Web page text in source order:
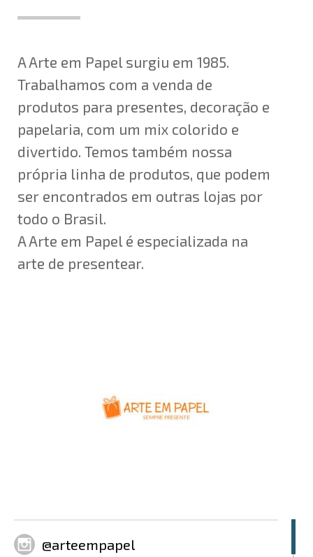
@arteempapel
A Arte em Papel surgiu em 1985.
Trabalhamos com a venda de
produtos para presentes, decoração e
papelaria, com um mix colorido e
divertido. Temos também nossa
própria linha de produtos, que podem
ser encontrados em outras lojas por
todo o Brasil.
A Arte em Papel é especializada na
arte de presentear.